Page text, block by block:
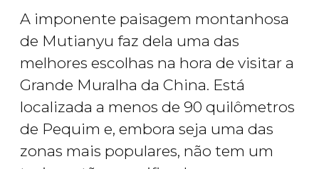
A imponente paisagem montanhosa
de Mutianyu faz dela uma das
melhores escolhas na hora de visitar a
Grande Muralha da China. Está
localizada a menos de 90 quilômetros
de Pequim e, embora seja uma das
zonas mais populares, não tem um